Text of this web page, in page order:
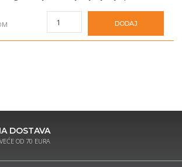
DODAJ
DOSTAVA
OD 70 EURA